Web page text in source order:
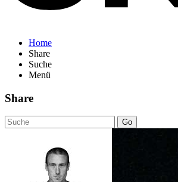
Home
Share
Suche
Menü
Share
Go